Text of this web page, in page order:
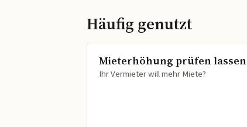
Häufig genutzt
Mieterhöhung prüfen lassen
Ihr Vermieter will mehr Miete?